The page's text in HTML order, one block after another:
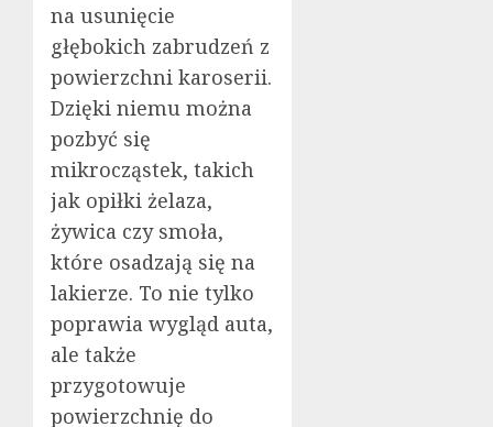
na usunięcie
głębokich zabrudzeń z
powierzchni karoserii.
Dzięki niemu można
pozbyć się
mikrocząstek, takich
jak opiłki żelaza,
żywica czy smoła,
które osadzają się na
lakierze. To nie tylko
poprawia wygląd auta,
ale także
przygotowuje
powierzchnię do